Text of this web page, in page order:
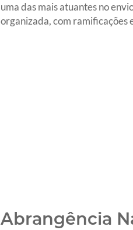
uma das mais atuantes no
organizada, com ramificações
Abrangência